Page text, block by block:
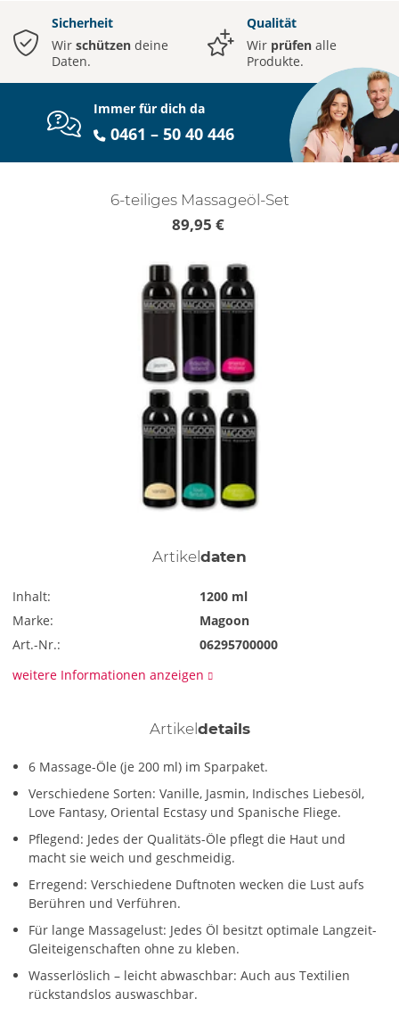
Sicherheit
Wir schützen deine
Daten.
Qualität
Wir prüfen alle
Produkte.
Immer für dich da
0461 – 50 40 446
6-teiliges Massageöl-Set
89,95 €
Artikeldaten
Inhalt:
1200 ml
Marke:
Magoon
Art.-Nr.:
06295700000
weitere Informationen anzeigen
Artikeldetails
6 Massage-Öle (je 200 ml) im Sparpaket.
Verschiedene Sorten: Vanille, Jasmin, Indisches Liebesöl,
Love Fantasy, Oriental Ecstasy und Spanische Fliege.
Pflegend: Jedes der Qualitäts-Öle pflegt die Haut und
macht sie weich und geschmeidig.
Erregend: Verschiedene Duftnoten wecken die Lust aufs
Berühren und Verführen.
Für lange Massagelust: Jedes Öl besitzt optimale Langzeit-
Gleiteigenschaften ohne zu kleben.
Wasserlöslich – leicht abwaschbar: Auch aus Textilien
rückstandslos auswaschbar.